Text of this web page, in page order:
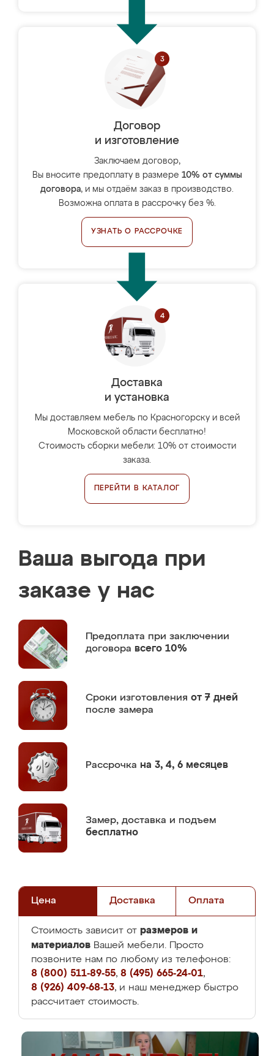
Договор
и изготовление
Заключаем договор,
Вы вносите предоплату в размере 10% от суммы
договора, и мы отдаём заказ в производство.
Возможна оплата в рассрочку без %.
УЗНАТЬ О РАССРОЧКЕ
Доставка
и установка
Мы доставляем мебель по Красногорску и всей
Московской области бесплатно!
Стоимость сборки мебели: 10% от стоимости
заказа.
ПЕРЕЙТИ В КАТАЛОГ
Ваша выгода при
заказе у нас
Предоплата при заключении
договора всего 10%
Сроки изготовления от 7 дней
после замера
Рассрочка на 3, 4, 6 месяцев
Замер, доставка и подъем
бесплатно
Цена Доставка Оплата
Стоимость зависит от размеров и
материалов Вашей мебели. Просто
позвоните нам по любому из телефонов:
8 (800) 511-89-55, 8 (495) 665-24-01,
8 (926) 409-68-13, и наш менеджер быстро
рассчитает стоимость.